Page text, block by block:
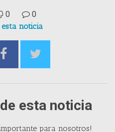
0
0
noticia
esta noticia
para nosotros!